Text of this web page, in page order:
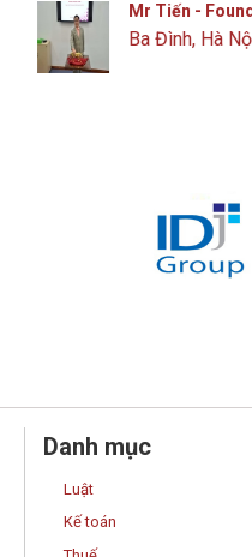
Mr Tiến -
Ba Đình, Hà
Danh mục
Luật
Kế toán